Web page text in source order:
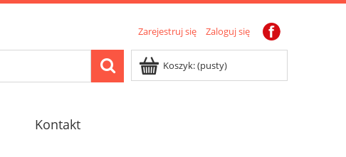
Zarejestruj się Zaloguj się
Koszyk:(pusty)
Kontakt